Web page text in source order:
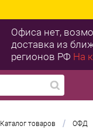
Офиса нет,
доставка из
регионов РФ На
Каталог товаров / ОФД